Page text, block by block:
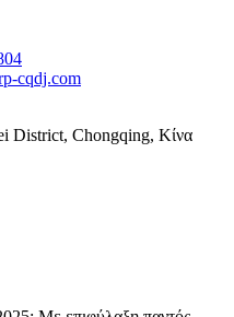
cqdj.com
District, Chongqing, Κίνα